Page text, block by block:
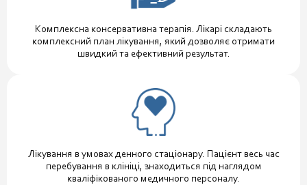
Комплексна консервативна терапія. Лікарі складають
комплексний план лікування, який дозволяє отримати
швидкий та ефективний результат.
Лікування в умовах денного стаціонару. Пацієнт весь час
перебування в клініці, знаходиться під наглядом
кваліфікованого медичного персоналу.